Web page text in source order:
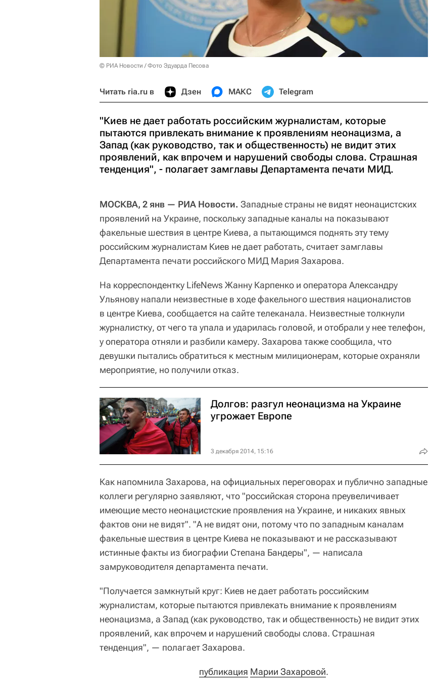
© РИА Новости / Фото Эдуарда Песова
Читать ria.ru в Дзен МАКС Telegram
"Киев не дает работать российским журналистам, которые
пытаются привлекать внимание к проявлениям неонацизма, а
Запад (как руководство, так и общественность) не видит этих
проявлений, как впрочем и нарушений свободы слова. Страшная
тенденция", - полагает замглавы Департамента печати МИД.
МОСКВА, 2 янв — РИА Новости. Западные страны не видят неонацистских
проявлений на Украине, поскольку западные каналы на показывают
факельные шествия в центре Киева, а пытающимся поднять эту тему
российским журналистам Киев не дает работать, считает замглавы
Департамента печати российского МИД Мария Захарова.
На корреспондентку LifeNews Жанну Карпенко и оператора Александру
Ульянову напали неизвестные в ходе факельного шествия националистов
в центре Киева, сообщается на сайте телеканала. Неизвестные толкнули
журналистку, от чего та упала и ударилась головой, и отобрали у нее телефон,
у оператора отняли и разбили камеру. Захарова также сообщила, что
девушки пытались обратиться к местным милиционерам, которые охраняли
мероприятие, но получили отказ.
Долгов: разгул неонацизма на Украине
угрожает Европе
3 декабря 2014, 15:16
Как напомнила Захарова, на официальных переговорах и публично западные
коллеги регулярно заявляют, что "российская сторона преувеличивает
имеющие место неонацистские проявления на Украине, и никаких явных
фактов они не видят". "А не видят они, потому что по западным каналам
факельные шествия в центре Киева не показывают и не рассказывают
истинные факты из биографии Степана Бандеры", — написала
замруководителя департамента печати.
"Получается замкнутый круг: Киев не дает работать российским
журналистам, которые пытаются привлекать внимание к проявлениям
неонацизма, а Запад (как руководство, так и общественность) не видит этих
проявлений, как впрочем и нарушений свободы слова. Страшная
тенденция", — полагает Захарова.
публикация Марии Захаровой.